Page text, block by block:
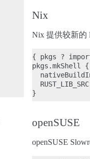
Nix
Nix 提供较新的
{ pkgs ?
pkgs.mkShell {
openSUSE
openSUSE